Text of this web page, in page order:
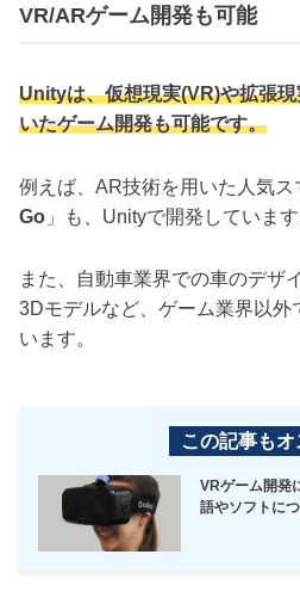
VR/ARゲーム開発も可能
Unityは、仮想現実(VR)や拡張
いたゲーム開発も可能です。
例えば、AR技術を用いた人気ス
Go 」も、Unityで開発しています
また、自動車業界での車のデザ
3Dモデルなど、ゲーム業界以外
います。
この記事もオ
VRゲーム開発
語やソフトに